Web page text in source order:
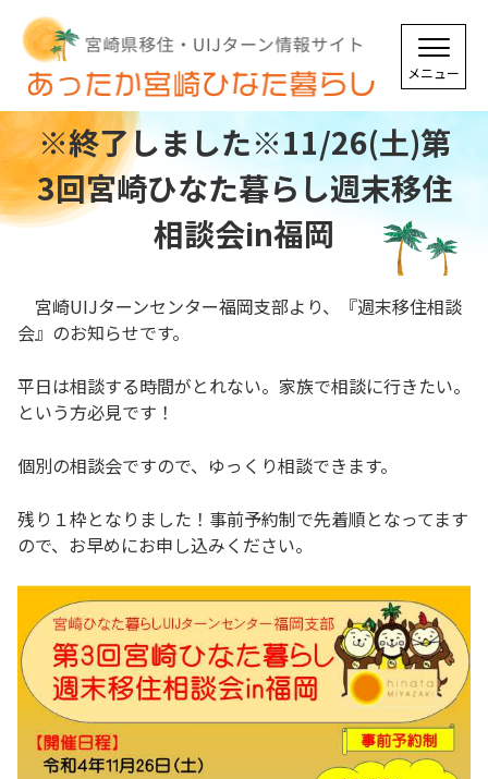
※終了しました※11/26(土)第
3回宮崎ひなた暮らし週末移住
相談会in福岡
宮崎UIJターンセンター福岡支部より、『週末移住相談
会』のお知らせです。
平日は相談する時間がとれない。家族で相談に行きたい。
という方必見です！
個別の相談会ですので、ゆっくり相談できます。
残り１枠となりました！事前予約制で先着順となってます
ので、お早めにお申し込みください。